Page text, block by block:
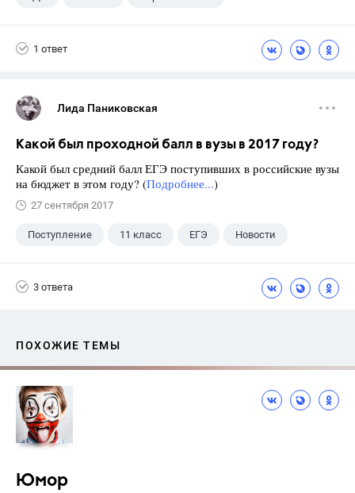
1 ответ
Лида Паниковская
Какой был проходной балл в вузы в 2017 году?
Какой был средний балл ЕГЭ поступивших в российские вузы
на бюджет в этом году? (Подробнее...)
27 сентября 2017
Поступление 11 класс ЕГЭ Новости
3 ответа
ПОХОЖИЕ ТЕМЫ
Юмор